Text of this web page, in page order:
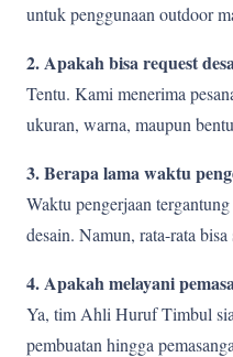
untuk penggunaan outdoor
2. Apakah bisa request
Tentu. Kami menerima
ukuran, warna, maupun
3. Berapa lama waktu
Waktu pengerjaan
desain. Namun, rata-rata
4. Apakah melayani
Ya, tim Ahli Huruf Timbul
pembuatan hingga